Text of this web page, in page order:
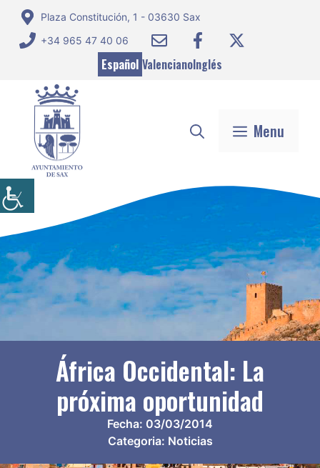
Saltar
contenido
Plaza Constitución, 1 - 03630 Sax
+34 965 47 40 06
Español ValencianoInglés
Menu
África Occidental: La
próxima oportunidad
Fecha: 03/03/2014
Categoria: Noticias